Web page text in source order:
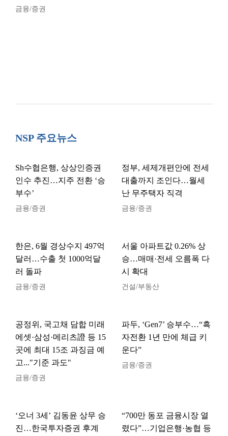
금융/증권
NSP 주요뉴스
Sh수협은행, 상상인증권
인수 추진…지주 전환 ‘승
부수’
금융/증권
정부, 세제개편안에 전세
대출까지 조인다…월세
난 무주택자 직격
금융/증권
한은, 6월 경상수지 497억
달러…수출 첫 1000억달
러 돌파
금융/증권
서울 아파트값 0.26% 상
승…매매·전세 오름폭 다
시 확대
건설/부동산
공정위, 국고채 담합 미래
에셋·삼성·메리츠證 등 15
곳에 최대 15조 과징금 예
고..."기준 과도"
금융/증권
파두, ‘Gen7’ 승부수…“흑
자전환 1년 만에 체급 키
운다”
금융/증권
‘오너 3세’ 김동윤 상무 승
진…한국투자증권 후계
“700만 동포 금융시장 열
렸다”…기업은행·농협 등